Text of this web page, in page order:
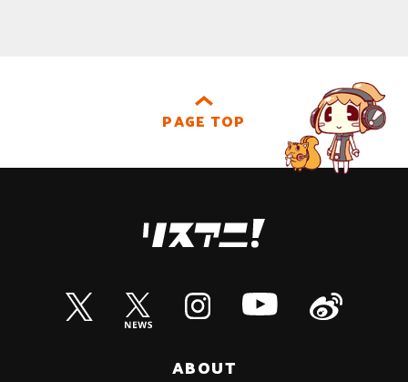
PAGE TOP
ABOUT